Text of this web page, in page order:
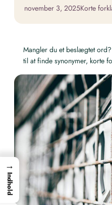
november 3, 2025Korte
Mangler du et beslægtet
til at finde synonymer, korte
→
Indhold